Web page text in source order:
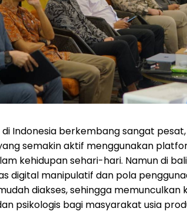
Indonesia berkembang sangat pesat,
semakin aktif menggunakan
kehidupan sehari-hari. Namun di
digital manipulatif dan pola
diakses, sehingga memunculkan
psikologis bagi masyarakat usia